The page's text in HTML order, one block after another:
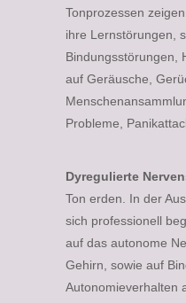
Tonprozessen
ihre Lernstörungen,
Bindungsstörungen,
auf Geräusche,
Probleme,
Dyregulierte
Ton erden. In der
sich professionell
auf das autonome
Gehirn, sowie auf
Autonomieverhalten